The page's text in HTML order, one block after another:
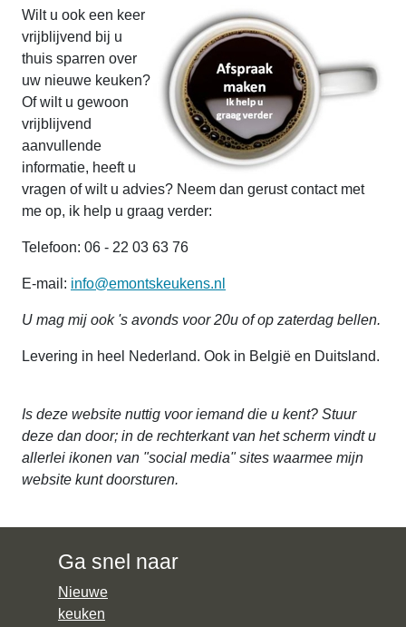
Wilt u ook een keer
vrijblijvend bij u
thuis sparren over
uw nieuwe keuken?
Of wilt u gewoon
vrijblijvend
aanvullende
informatie, heeft u
vragen of wilt u advies? Neem dan gerust contact met
me op, ik help u graag verder:
Telefoon: 06 - 22 03 63 76
E-mail: info@emontskeukens.nl
U mag mij ook 's avonds voor 20u of op zaterdag bellen.
Levering in heel Nederland. Ook in België en Duitsland.
Is deze website nuttig voor iemand die u kent? Stuur
deze dan door; in de rechterkant van het scherm vindt u
allerlei ikonen van "social media" sites waarmee mijn
website kunt doorsturen.
Ga snel naar
Nieuwe
keuken